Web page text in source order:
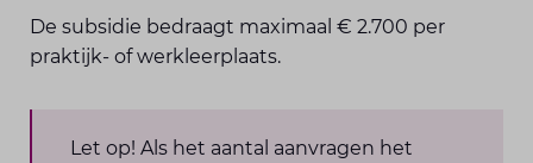
De subsidie bedraagt maximaal € 2.700 per
praktijk- of werkleerplaats.
Let op! Als het aantal aanvragen het